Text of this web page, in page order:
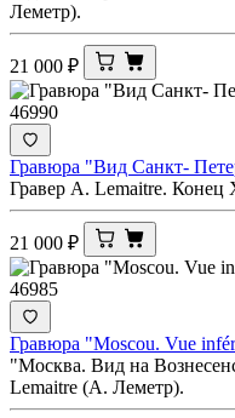
Леметр).
21 000 ₽
46990
Гравюра "Вид Санкт-
Гравер A. Lemaitre.
21 000 ₽
46985
Гравюра "Moscou. Vue
"Москва. Вид на
Lemaitre (А. Леметр).